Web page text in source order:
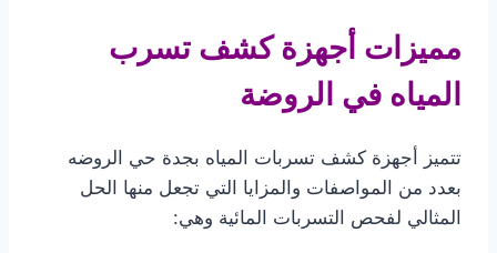
مميزات أجهزة كشف تسرب
المياه في الروضة
تتميز أجهزة كشف تسربات المياه بجدة حي الروضه
بعدد من المواصفات والمزايا التي تجعل منها الحل
المثالي لفحص التسربات المائية وهي: